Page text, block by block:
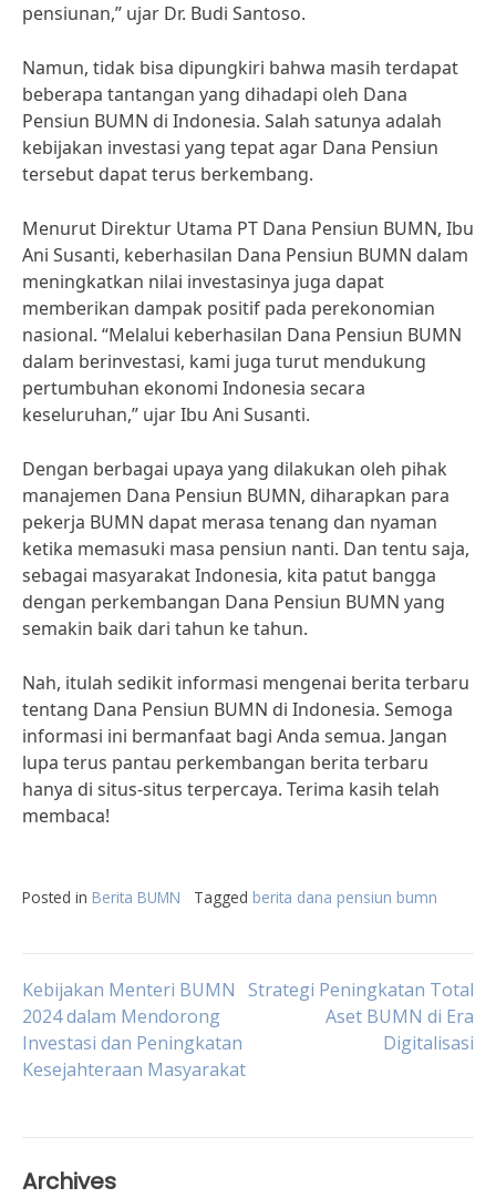
pensiunan,” ujar Dr. Budi Santoso.
Namun, tidak bisa dipungkiri bahwa masih terdapat
beberapa tantangan yang dihadapi oleh Dana
Pensiun BUMN di Indonesia. Salah satunya adalah
kebijakan investasi yang tepat agar Dana Pensiun
tersebut dapat terus berkembang.
Menurut Direktur Utama PT Dana Pensiun BUMN, Ibu
Ani Susanti, keberhasilan Dana Pensiun BUMN dalam
meningkatkan nilai investasinya juga dapat
memberikan dampak positif pada perekonomian
nasional. “Melalui keberhasilan Dana Pensiun BUMN
dalam berinvestasi, kami juga turut mendukung
pertumbuhan ekonomi Indonesia secara
keseluruhan,” ujar Ibu Ani Susanti.
Dengan berbagai upaya yang dilakukan oleh pihak
manajemen Dana Pensiun BUMN, diharapkan para
pekerja BUMN dapat merasa tenang dan nyaman
ketika memasuki masa pensiun nanti. Dan tentu saja,
sebagai masyarakat Indonesia, kita patut bangga
dengan perkembangan Dana Pensiun BUMN yang
semakin baik dari tahun ke tahun.
Nah, itulah sedikit informasi mengenai berita terbaru
tentang Dana Pensiun BUMN di Indonesia. Semoga
informasi ini bermanfaat bagi Anda semua. Jangan
lupa terus pantau perkembangan berita terbaru
hanya di situs-situs terpercaya. Terima kasih telah
membaca!
Posted in Berita BUMN Tagged berita dana pensiun bumn
Post
navigation
Kebijakan Menteri BUMN
2024 dalam Mendorong
Investasi dan Peningkatan
Kesejahteraan Masyarakat
Strategi Peningkatan Total
Aset BUMN di Era
Digitalisasi
Archives